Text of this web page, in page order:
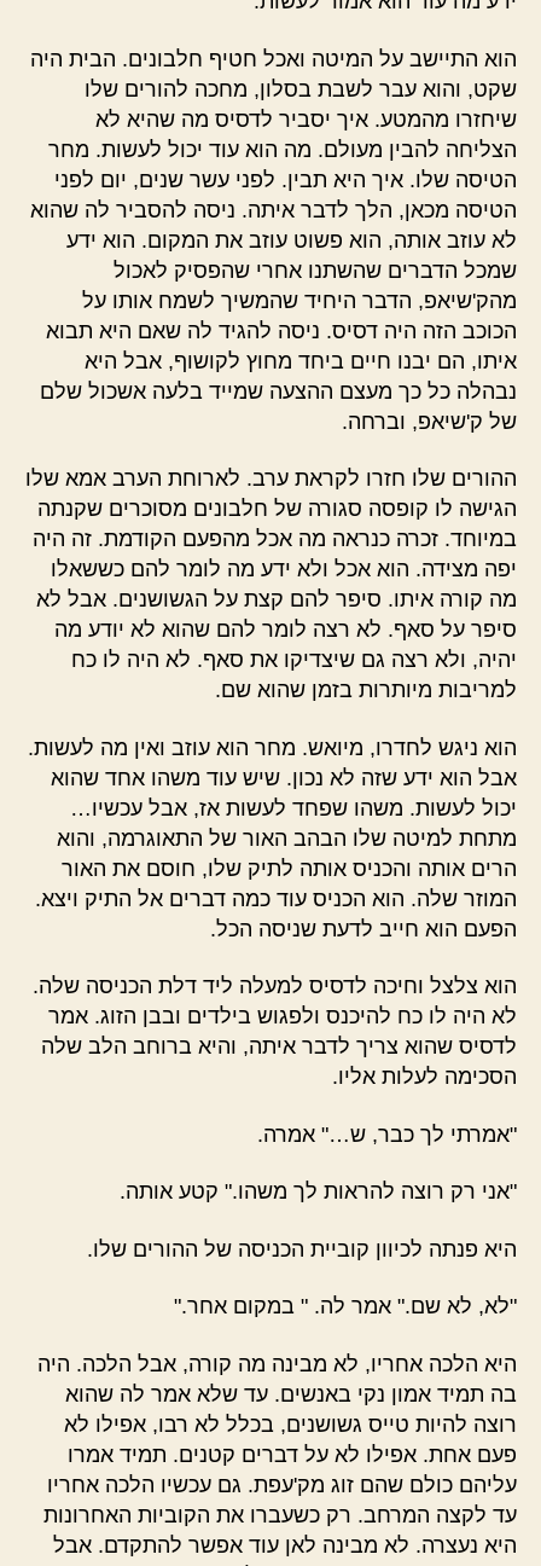
הוא התיישב על המיטה ואכל חטיף חלבונים. הבית היה
שקט, והוא עבר לשבת בסלון, מחכה להורים שלו
שיחזרו מהמטע. איך יסביר לדסיס מה שהיא לא
הצליחה להבין מעולם. מה הוא עוד יכול לעשות. מחר
הטיסה שלו. איך היא תבין. לפני עשר שנים, יום לפני
הטיסה מכאן, הלך לדבר איתה. ניסה להסביר לה שהוא
לא עוזב אותה, הוא פשוט עוזב את המקום. הוא ידע
שמכל הדברים שהשתנו אחרי שהפסיק לאכול
מהק'שיאפ, הדבר היחיד שהמשיך לשמח אותו על
הכוכב הזה היה דסיס. ניסה להגיד לה שאם היא תבוא
איתו, הם יבנו חיים ביחד מחוץ לקושוף, אבל היא
נבהלה כל כך מעצם ההצעה שמייד בלעה אשכול שלם
של ק'שיאפ, וברחה.
ההורים שלו חזרו לקראת ערב. לארוחת הערב אמא שלו
הגישה לו קופסה סגורה של חלבונים מסוכרים שקנתה
במיוחד. זכרה כנראה מה אכל מהפעם הקודמת. זה היה
יפה מצידה. הוא אכל ולא ידע מה לומר להם כששאלו
מה קורה איתו. סיפר להם קצת על הגשושנים. אבל לא
סיפר על סאף. לא רצה לומר להם שהוא לא יודע מה
יהיה, ולא רצה גם שיצדיקו את סאף. לא היה לו כח
למריבות מיותרות בזמן שהוא שם.
הוא ניגש לחדרו, מיואש. מחר הוא עוזב ואין מה לעשות.
אבל הוא ידע שזה לא נכון. שיש עוד משהו אחד שהוא
יכול לעשות. משהו שפחד לעשות אז, אבל עכשיו…
מתחת למיטה שלו הבהב האור של התאוגרמה, והוא
הרים אותה והכניס אותה לתיק שלו, חוסם את האור
המוזר שלה. הוא הכניס עוד כמה דברים אל התיק ויצא.
הפעם הוא חייב לדעת שניסה הכל.
הוא צלצל וחיכה לדסיס למעלה ליד דלת הכניסה שלה.
לא היה לו כח להיכנס ולפגוש בילדים ובבן הזוג. אמר
לדסיס שהוא צריך לדבר איתה, והיא ברוחב הלב שלה
הסכימה לעלות אליו.
"אמרתי לך כבר, ש…" אמרה.
"אני רק רוצה להראות לך משהו." קטע אותה.
היא פנתה לכיוון קוביית הכניסה של ההורים שלו.
"לא, לא שם." אמר לה. " במקום אחר."
היא הלכה אחריו, לא מבינה מה קורה, אבל הלכה. היה
בה תמיד אמון נקי באנשים. עד שלא אמר לה שהוא
רוצה להיות טייס גשושנים, בכלל לא רבו, אפילו לא
פעם אחת. אפילו לא על דברים קטנים. תמיד אמרו
עליהם כולם שהם זוג מק'עפת. גם עכשיו הלכה אחריו
עד לקצה המרחב. רק כשעברו את הקוביות האחרונות
היא נעצרה. לא מבינה לאן עוד אפשר להתקדם. אבל